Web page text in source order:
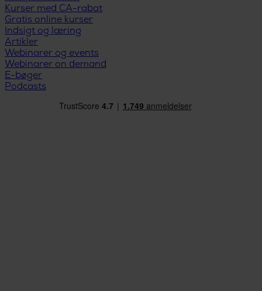
Kurser med CA-rabat
Gratis online kurser
Indsigt og læring
Artikler
Webinarer og events
Webinarer on demand
E-bøger
Podcasts